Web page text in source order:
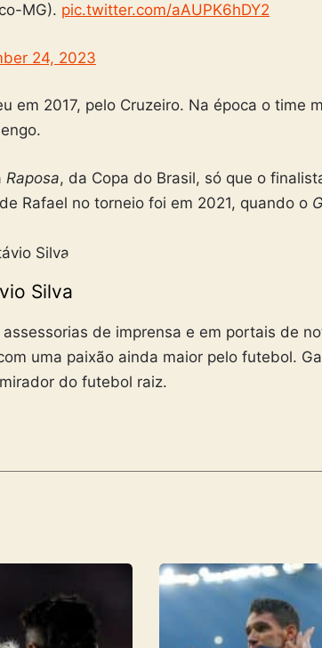
MG). pic.twitter.com/aAUPK6hDY2
24, 2023
em 2017, pelo Cruzeiro. Na época o time
Raposa, da Copa do Brasil, só que o
Rafael no torneio foi em 2021, quando o
Silva
de imprensa e em portais de
uma paixão ainda maior pelo futebol.
do futebol raiz.